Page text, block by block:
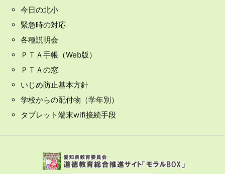
今日の北小
緊急時の対応
各種説明会
ＰＴＡ手帳（Web版）
ＰＴＡの窓
いじめ防止基本方針
学校からの配付物（学年別）
タブレット端末wifi接続手段